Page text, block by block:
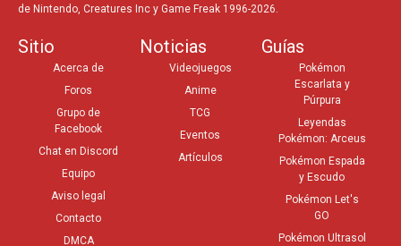
de Nintendo, Creatures Inc y Game Freak 1996-2026.
Sitio
Acerca de
Foros
Grupo de
Facebook
Chat en Discord
Equipo
Aviso legal
Contacto
DMCA
Noticias
Videojuegos
Anime
TCG
Eventos
Artículos
Guías
Pokémon
Escarlata y
Púrpura
Leyendas
Pokémon: Arceus
Pokémon Espada
y Escudo
Pokémon Let's
GO
Pokémon Ultrasol